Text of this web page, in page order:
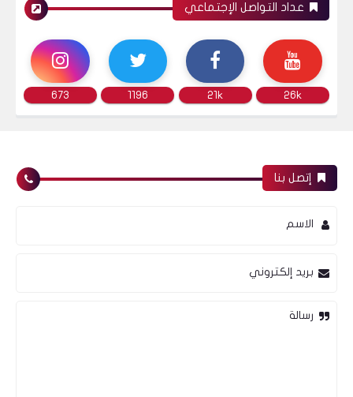
الوصول للهدف الأول.
بعد جلسة 21/12/2023
البورصة
عداد التواصل الإجتماعي
26k
21k
1196
673
إتصل بنا
الاسم
بريد إلكتروني
رسالة